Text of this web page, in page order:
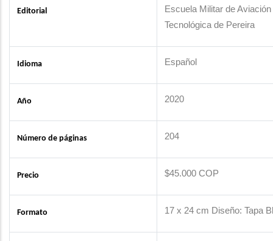
Editorial
Escuela Militar de
Tecnológica de Pereira
Idioma Español
Año 2020
Número de páginas 204
Precio $45.000 COP
Formato 17 x 24 cm Diseño: Tapa